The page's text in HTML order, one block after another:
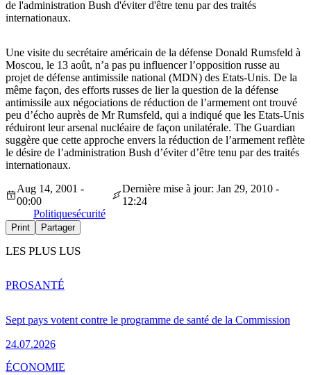
de l'administration Bush d'éviter d'être tenu par des traités
internationaux.
Une visite du secrétaire américain de la défense Donald Rumsfeld à
Moscou, le 13 août, n’a pas pu influencer l’opposition russe au
projet de défense antimissile national (MDN) des Etats-Unis. De la
même façon, des efforts russes de lier la question de la défense
antimissile aux négociations de réduction de l’armement ont trouvé
peu d’écho auprès de Mr Rumsfeld, qui a indiqué que les Etats-Unis
réduiront leur arsenal nucléaire de façon unilatérale. The Guardian
suggère que cette approche envers la réduction de l’armement reflète
le désire de l’administration Bush d’éviter d’être tenu par des traités
internationaux.
Aug 14, 2001 -
00:00
Dernière mise à jour: Jan 29, 2010 -
12:24
Politiquesécurité
Print Partager
LES PLUS LUS
Sept pays votent contre le programme de santé de la Commission
24.07.2026
PROSANTÉ
ÉCONOMIE